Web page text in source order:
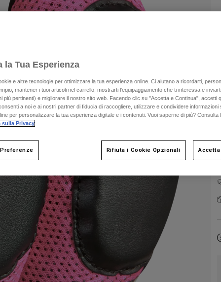
la Tua Esperienza
e altre tecnologie per ottimizzare la tua esperienza online. Ci aiutano a ricordarti,
mantener i tuoi articoli nel carrello, mostrarti l’equipaggiamento che ti interessa e
più pertinenti) e migliorare il nostro sito web. Facendo clic su "Accetta e Continua", accetti
a noi e ai nostri partner di fiducia di raccogliere, utilizzare e condividere informazioni
per personalizzare la tua esperienza digitale e i contenuti. Vuoi saperne di più? Consulta
sulla Privacy
Rifiuta i Cookie Opzionali